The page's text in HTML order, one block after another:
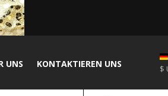
UNS KONTAKTIEREN UNS
$